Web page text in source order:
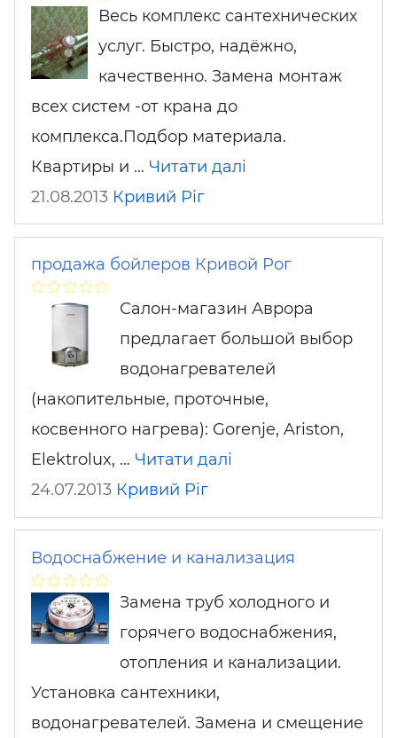
Весь комплекс сантехнических
услуг. Быстро, надёжно,
качественно. Замена монтаж
всех систем -от крана до
комплекса.Подбор материала.
Квартиры и … Читати далі
21.08.2013 Кривий Ріг
продажа бойлеров Кривой Рог
Салон-магазин Аврора
предлагает большой выбор
водонагревателей
(накопительные, проточные,
косвенного нагрева): Gorenje, Ariston,
Elektrolux, … Читати далі
24.07.2013 Кривий Ріг
Водоснабжение и канализация
Замена труб холодного и
горячего водоснабжения,
отопления и канализации.
Установка сантехники,
водонагревателей. Замена и смещение